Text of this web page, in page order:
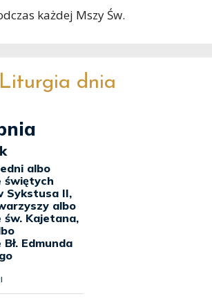
każdej Mszy Św.
Liturgia dnia